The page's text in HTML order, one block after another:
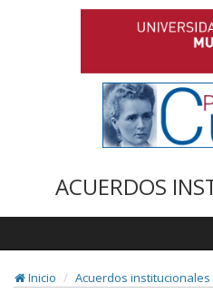
ACUERDOS
Inicio
Acuerdos institucionales